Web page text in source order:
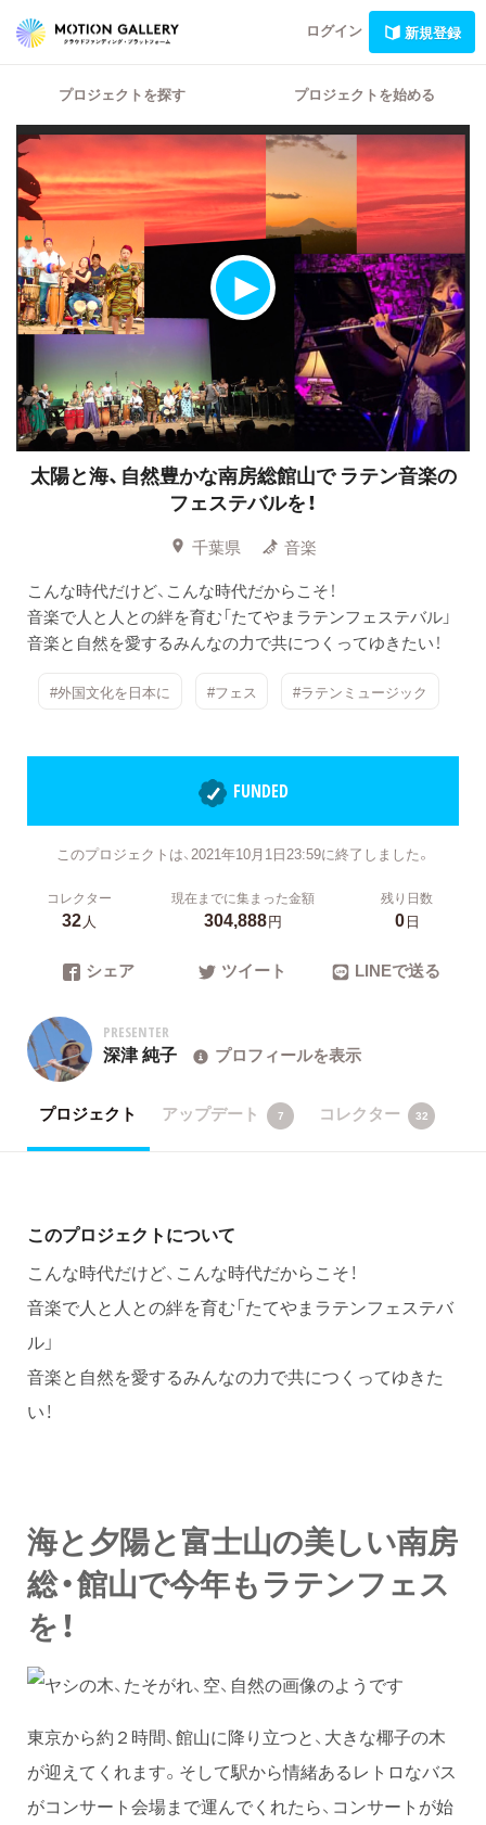
ログイン 新規登録
プロジェクトを探す プロジェクトを始める
太陽と海、自然豊かな南房総館山で ラテン音楽の
フェステバルを！
千葉県
音楽
こんな時代だけど、こんな時代だからこそ！
音楽で人と人との絆を育む「たてやまラテンフェステバル」
音楽と自然を愛するみんなの力で共につくってゆきたい！
#外国文化を日本に #フェス #ラテンミュージック
FUNDED
このプロジェクトは、2021年10月1日23:59に終了しました。
コレクター
32人
現在までに集まった金額
304,888円
残り日数
0日
シェア ツイート LINEで送る
PRESENTER
深津 純子 プロフィールを表示
プロジェクト アップデート 7 コレクター 32
このプロジェクトについて
こんな時代だけど、こんな時代だからこそ！
音楽で人と人との絆を育む「たてやまラテンフェステバ
ル」
音楽と自然を愛するみんなの力で共につくってゆきた
い！
海と夕陽と富士山の美しい南房
総・館山で今年もラテンフェス
を！
東京から約２時間、館山に降り立つと、大きな椰子の木
が迎えてくれます。そして駅から情緒あるレトロなバス
がコンサート会場まで運んでくれたら、コンサートが始